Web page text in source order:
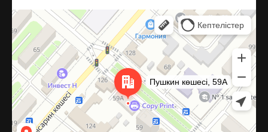
Костанай
Улица Пушкина, 59А — Яндекс Карты